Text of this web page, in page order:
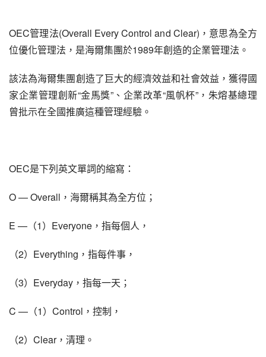
OEC管理法(Overall Every Control and Clear)，意思為全方
位優化管理法，是海爾集團於1989年創造的企業管理法。
該法為海爾集團創造了巨大的經濟效益和社會效益，獲得國
家企業管理創新“金馬獎”、企業改革“風帆杯”，朱熔基總理
曾批示在全國推廣這種管理經驗。
OEC是下列英文單詞的縮寫：
O — Overall，海爾稱其為全方位；
E —（1）Everyone，指每個人，
（2）Everything，指每件事，
（3）Everyday，指每一天；
C —（1）Control，控制，
（2）Clear，清理。